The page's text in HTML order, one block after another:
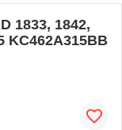
1833, 1842,
KC462A315BB